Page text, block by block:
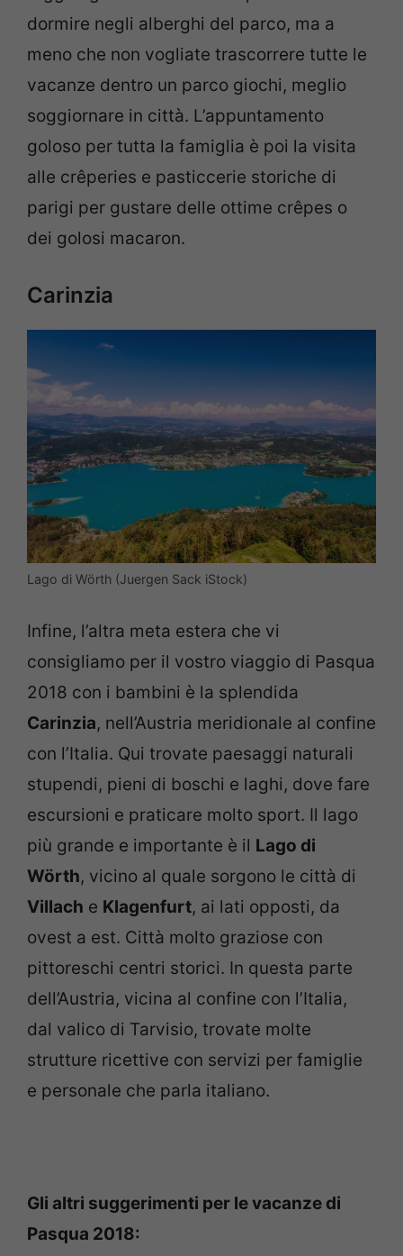
dormire negli alberghi del parco, ma a
meno che non vogliate trascorrere tutte le
vacanze dentro un parco giochi, meglio
soggiornare in città. L’appuntamento
goloso per tutta la famiglia è poi la visita
alle crêperies e pasticcerie storiche di
parigi per gustare delle ottime crêpes o
dei golosi macaron.
Carinzia
Lago di Wörth (Juergen Sack iStock)
Infine, l’altra meta estera che vi
consigliamo per il vostro viaggio di Pasqua
2018 con i bambini è la splendida
Carinzia, nell’Austria meridionale al confine
con l’Italia. Qui trovate paesaggi naturali
stupendi, pieni di boschi e laghi, dove fare
escursioni e praticare molto sport. Il lago
più grande e importante è il Lago di
Wörth, vicino al quale sorgono le città di
Villach e Klagenfurt, ai lati opposti, da
ovest a est. Città molto graziose con
pittoreschi centri storici. In questa parte
dell’Austria, vicina al confine con l’Italia,
dal valico di Tarvisio, trovate molte
strutture ricettive con servizi per famiglie
e personale che parla italiano.
Gli altri suggerimenti per le vacanze di
Pasqua 2018: